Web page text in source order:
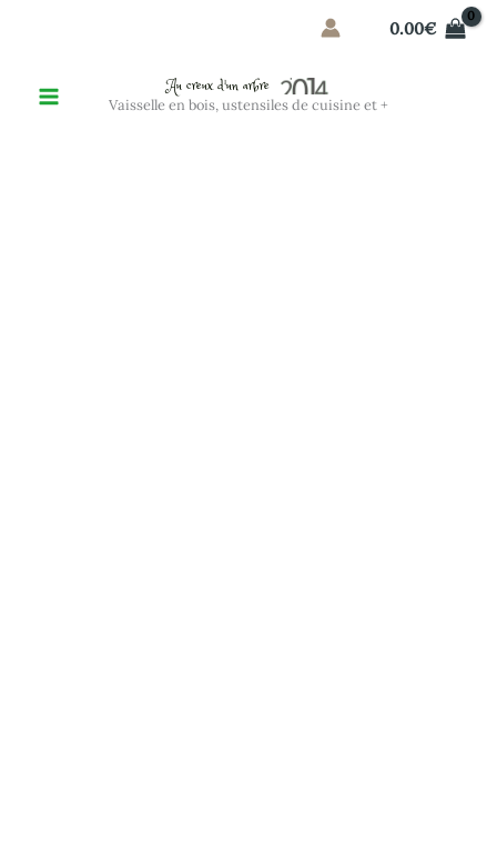
0.00€
Au creux d'un arbre
Vaisselle en bois, ustensiles de cuisine et +